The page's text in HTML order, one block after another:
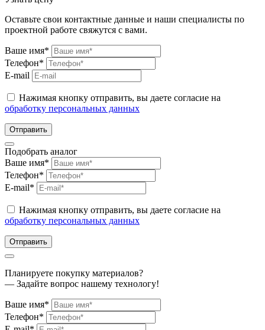
Оставьте свои контактные данные и наши специалисты по
проектной работе свяжутся с вами.
Ваше имя*
Телефон*
E-mail
Нажимая кнопку отправить, вы даете согласие на
обработку персональных данных
Отправить
Подобрать аналог
Ваше имя*
Телефон*
E-mail*
Нажимая кнопку отправить, вы даете согласие на
обработку персональных данных
Отправить
Планируете покупку материалов?
— Задайте вопрос нашему технологу!
Ваше имя*
Телефон*